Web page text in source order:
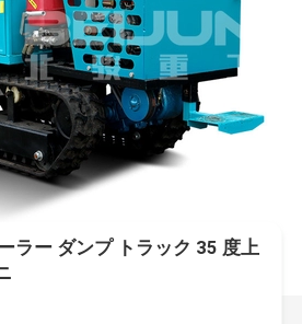
ラー ダンプ トラック 35 度上